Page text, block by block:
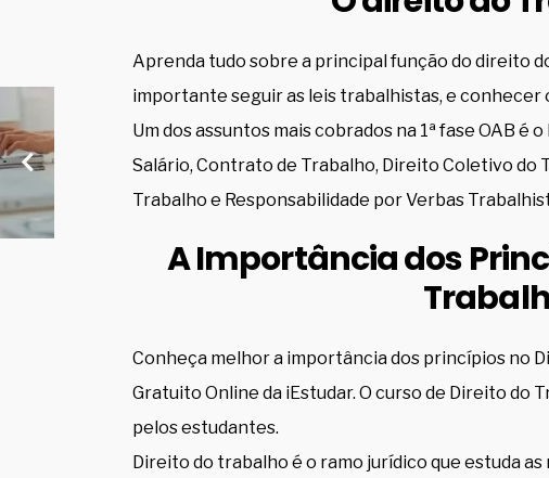
Aprenda tudo sobre a principal função do direito
importante seguir as leis trabalhistas, e conhecer
Um dos assuntos mais cobrados na 1ª fase OAB é
Salário, Contrato de Trabalho, Direito Coletivo do
Trabalho e Responsabilidade por Verbas
A Importância dos
Conheça melhor a importância dos princípios no
Gratuito Online da iEstudar. O curso de Direito do
pelos estudantes.
Direito do trabalho é o ramo jurídico que estuda